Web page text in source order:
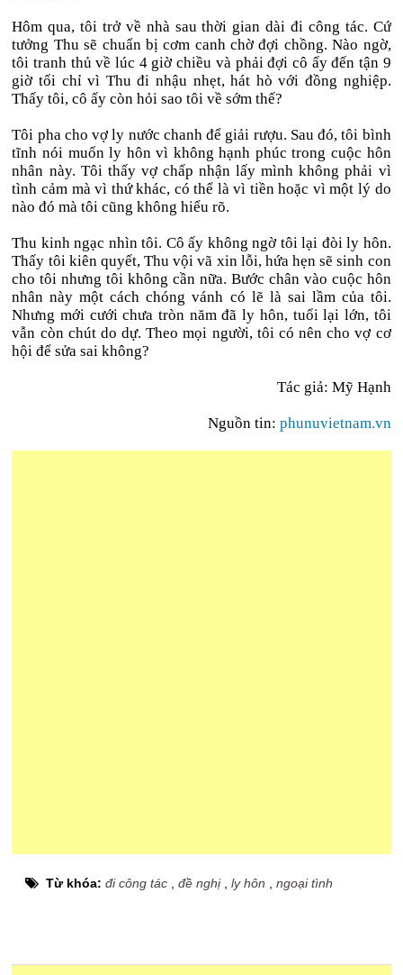
Hôm qua, tôi trở về nhà sau thời gian dài đi công tác. Cứ
tưởng Thu sẽ chuẩn bị cơm canh chờ đợi chồng. Nào ngờ,
tôi tranh thủ về lúc 4 giờ chiều và phải đợi cô ấy đến tận 9
giờ tối chỉ vì Thu đi nhậu nhẹt, hát hò với đồng nghiệp.
Thấy tôi, cô ấy còn hỏi sao tôi về sớm thế?
Tôi pha cho vợ ly nước chanh để giải rượu. Sau đó, tôi bình
tĩnh nói muốn ly hôn vì không hạnh phúc trong cuộc hôn
nhân này. Tôi thấy vợ chấp nhận lấy mình không phải vì
tình cảm mà vì thứ khác, có thể là vì tiền hoặc vì một lý do
nào đó mà tôi cũng không hiểu rõ.
Thu kinh ngạc nhìn tôi. Cô ấy không ngờ tôi lại đòi ly hôn.
Thấy tôi kiên quyết, Thu vội vã xin lỗi, hứa hẹn sẽ sinh con
cho tôi nhưng tôi không cần nữa. Bước chân vào cuộc hôn
nhân này một cách chóng vánh có lẽ là sai lầm của tôi.
Nhưng mới cưới chưa tròn năm đã ly hôn, tuổi lại lớn, tôi
vẫn còn chút do dự. Theo mọi người, tôi có nên cho vợ cơ
hội để sửa sai không?
Tác giả: Mỹ Hạnh
Nguồn tin: phunuvietnam.vn
Từ khóa:đi công tác ,đề nghị,ly hôn ,ngoại tình